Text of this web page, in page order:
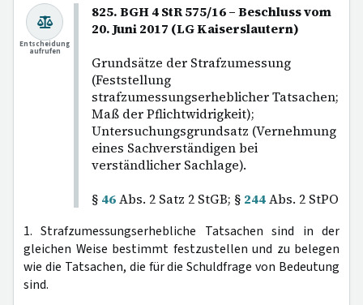
825. BGH 4 StR 575/16 – Beschluss vom
20. Juni 2017 (LG Kaiserslautern)
Grundsätze der Strafzumessung
(Feststellung
strafzumessungserheblicher Tatsachen;
Maß der Pflichtwidrigkeit);
Untersuchungsgrundsatz (Vernehmung
eines Sachverständigen bei
verständlicher Sachlage).
§ 46Abs. 2 Satz 2 StGB; § 244Abs. 2 StPO
Entscheidung
aufrufen
1. Strafzumessungserhebliche Tatsachen sind in der
gleichen Weise bestimmt festzustellen und zu belegen
wie die Tatsachen, die für die Schuldfrage von Bedeutung
sind.